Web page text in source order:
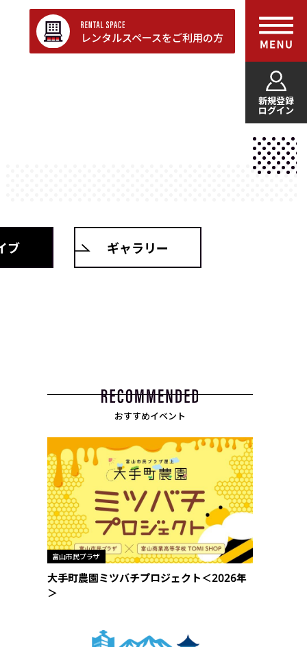
新規登録
ログイン
レンタルスペースをご利用の方
ブ ギャラリー
おすすめイベント
富山市民プラザ
大手町農園ミツバチプロジェクト＜2026年
＞